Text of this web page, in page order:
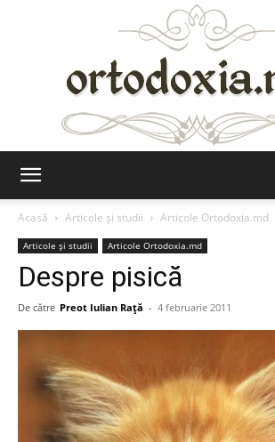
Acasă
Articole şi studii Articole Ortodoxia.md
Articole şi studii Articole Ortodoxia.md
Despre pisică
De către Preot Iulian Raţă - 4 februarie 2011